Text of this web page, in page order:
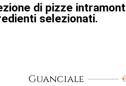
di pizze
selezionati.
Guanciale